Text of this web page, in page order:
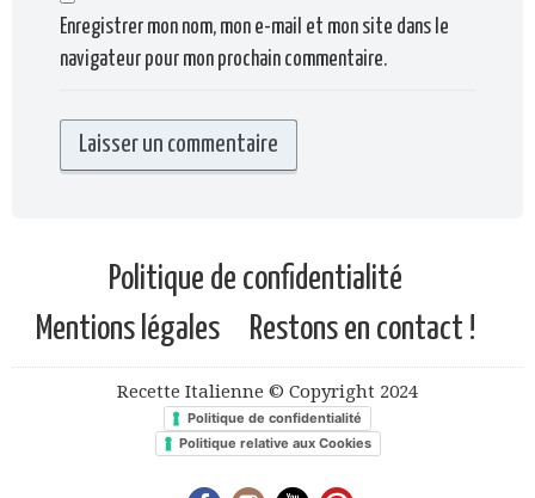
Enregistrer mon nom, mon e-mail et mon site dans le
navigateur pour mon prochain commentaire.
Politique de confidentialité
Mentions légales
Restons en contact !
Recette Italienne © Copyright 2024
Politique de confidentialité
Politique relative aux Cookies